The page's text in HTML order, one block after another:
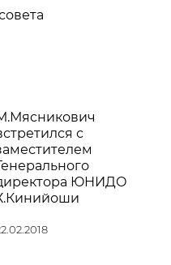
с
ЮНИДО